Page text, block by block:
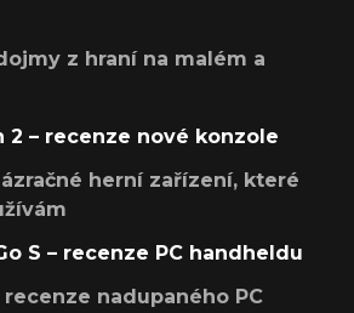
z hraní na malém a
2 – recenze nové konzole
herní zařízení, které
S – recenze PC handheldu
recenze nadupaného PC